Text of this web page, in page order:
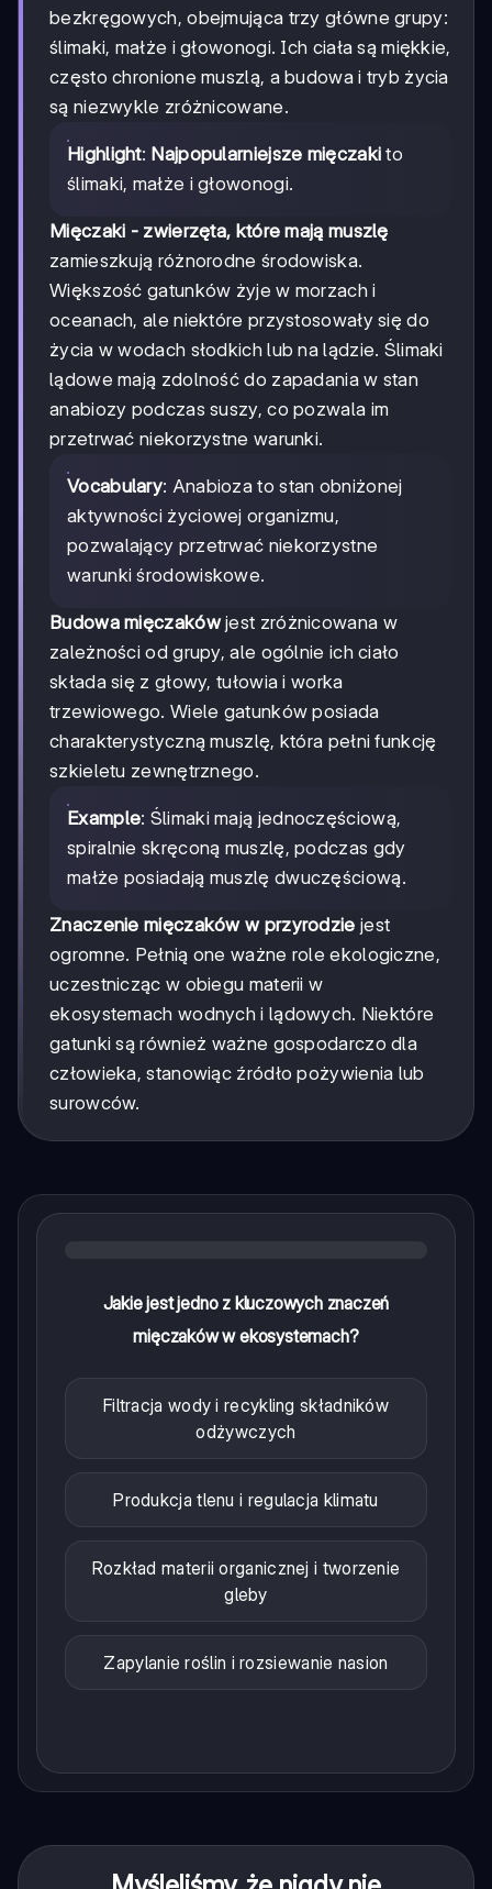
bezkręgowych, obejmująca trzy główne grupy:
ślimaki, małże i głowonogi. Ich ciała są miękkie,
często chronione muszlą, a budowa i tryb życia
są niezwykle zróżnicowane.
Highlight: Najpopularniejsze mięczaki to
ślimaki, małże i głowonogi.
Mięczaki - zwierzęta, które mają muszlę
zamieszkują różnorodne środowiska.
Większość gatunków żyje w morzach i
oceanach, ale niektóre przystosowały się do
życia w wodach słodkich lub na lądzie. Ślimaki
lądowe mają zdolność do zapadania w stan
anabiozy podczas suszy, co pozwala im
przetrwać niekorzystne warunki.
Vocabulary: Anabioza to stan obniżonej
aktywności życiowej organizmu,
pozwalający przetrwać niekorzystne
warunki środowiskowe.
Budowa mięczakówjest zróżnicowana w
zależności od grupy, ale ogólnie ich ciało
składa się z głowy, tułowia i worka
trzewiowego. Wiele gatunków posiada
charakterystyczną muszlę, która pełni funkcję
szkieletu zewnętrznego.
Example: Ślimaki mają jednoczęściową,
spiralnie skręconą muszlę, podczas gdy
małże posiadają muszlę dwuczęściową.
Znaczenie mięczaków w przyrodzie jest
ogromne. Pełnią one ważne role ekologiczne,
uczestnicząc w obiegu materii w
ekosystemach wodnych i lądowych. Niektóre
gatunki są również ważne gospodarczo dla
człowieka, stanowiąc źródło pożywienia lub
surowców.
Jakie jest jedno z kluczowych znaczeń
mięczaków w ekosystemach?
Filtracja wody i recykling składników
odżywczych
Produkcja tlenu i regulacja klimatu
Rozkład materii organicznej i tworzenie
gleby
Zapylanie roślin i rozsiewanie nasion